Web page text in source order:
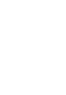
בדרך